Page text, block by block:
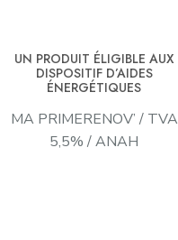
UN PRODUIT ÉLIGIBLE AUX
DISPOSITIF D’AIDES
ÉNERGÉTIQUES
MA PRIMERENOV’ / TVA
5,5% / ANAH